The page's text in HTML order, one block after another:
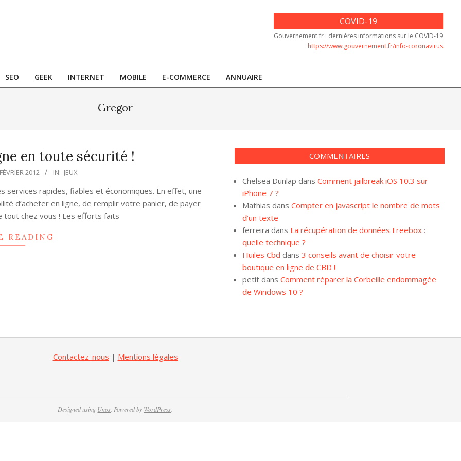
COVID-19
Gouvernement.fr : dernières informations sur le COVID-19
https://www.gouvernement.fr/info-coronavirus
SEO GEEK INTERNET MOBILE E-COMMERCE ANNUAIRE
Gregor
en toute sécurité !
2012 IN: JEUX
services rapides, fiables et économiques. En effet, une
d’acheter en ligne, de remplir votre panier, de payer
chez vous ! Les efforts faits
READING
COMMENTAIRES
Chelsea Dunlap dans Comment jailbreak iOS 10.3 sur
iPhone 7 ?
Mathias dans Compter en javascript le nombre de mots
d’un texte
ferreira dans La récupération de données Freebox :
quelle technique ?
Huiles Cbd dans 3 conseils avant de choisir votre
boutique en ligne de CBD !
petit dans Comment réparer la Corbeille endommagée
de Windows 10 ?
Contactez-nous | Mentions légales
Designed using Unos . Powered by WordPress